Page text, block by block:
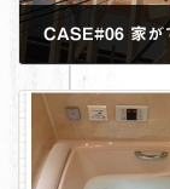
CASE#06 家が
2022年11月29日